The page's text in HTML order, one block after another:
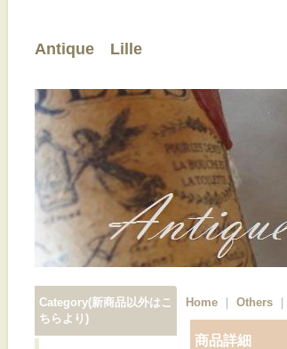
Antique Lille
Category(新商品以外はこ
ちらより)
Home Others
商品詳細